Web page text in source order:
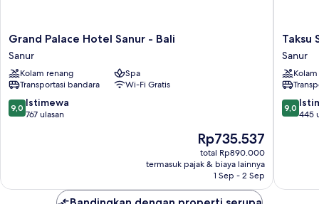
Grand
Palace
Hotel
Sanur
-
Bali
Sanur
Grand Palace Hotel Sanur - Bali
Sanur
Kolam renang
Spa
Transportasi bandara
Wi-Fi Gratis
9.0
dari
9,0 Istimewa
767 ulasan
Harga
sekarang
Rp735.537
Rp735.537
total Rp890.000
termasuk pajak & biaya lainnya
1 Sep - 2 Sep
Taksu
Sanur
Hotel
Sanur
Taksu
Sanur
9.0
dari
9,0
445